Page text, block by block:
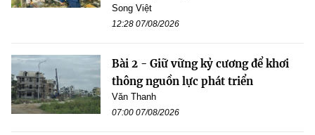
Song Việt
12:28 07/08/2026
Bài 2 - Giữ vững kỷ cương để khơi
thông nguồn lực phát triển
Văn Thanh
07:00 07/08/2026